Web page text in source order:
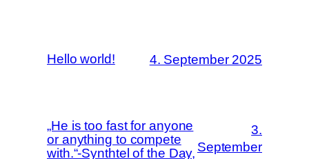
Hello world! 4. September 2025
„He is too fast for anyone
or anything to compete
with.“-Synthtel of the Day,
3.
September